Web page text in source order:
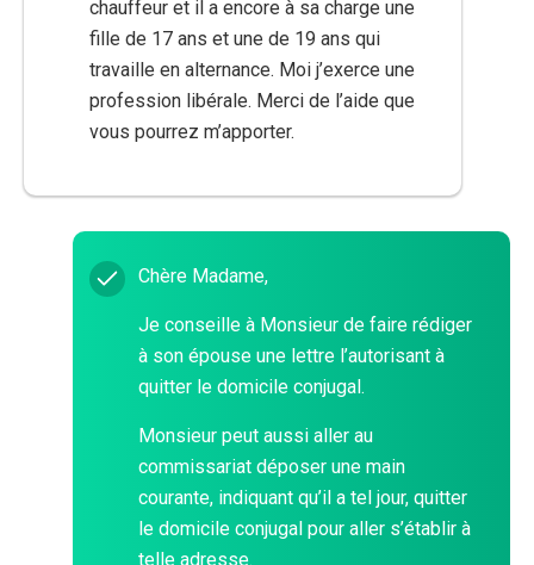
chauffeur et il a encore à sa charge une
fille de 17 ans et une de 19 ans qui
travaille en alternance. Moi j’exerce une
profession libérale. Merci de l’aide que
vous pourrez m’apporter.
Chère Madame,
Je conseille à Monsieur de faire rédiger
à son épouse une lettre l’autorisant à
quitter le domicile conjugal.
Monsieur peut aussi aller au
commissariat déposer une main
courante, indiquant qu’il a tel jour, quitter
le domicile conjugal pour aller s’établir à
telle adresse.